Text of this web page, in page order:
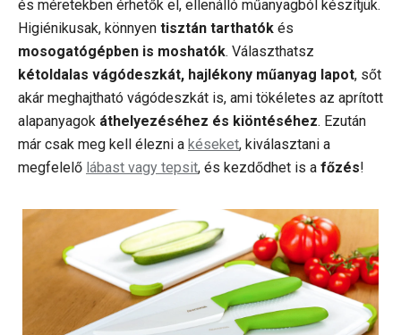
és méretekben érhetők el, ellenálló műanyagból készítjük.
Higiénikusak, könnyen tisztán tarthatók és
mosogatógépben is moshatók. Választhatsz
kétoldalas vágódeszkát, hajlékony műanyag lapot, sőt
akár meghajtható vágódeszkát is, ami tökéletes az aprított
alapanyagok áthelyezéséhez és kiöntéséhez. Ezután
már csak meg kell élezni a késeket, kiválasztani a
megfelelő lábast vagy tepsit, és kezdődhet is a főzés!